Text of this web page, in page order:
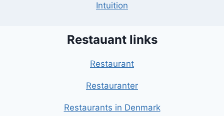
Intuition
Restauant links
Restaurant
Restauranter
Restaurants in Denmark